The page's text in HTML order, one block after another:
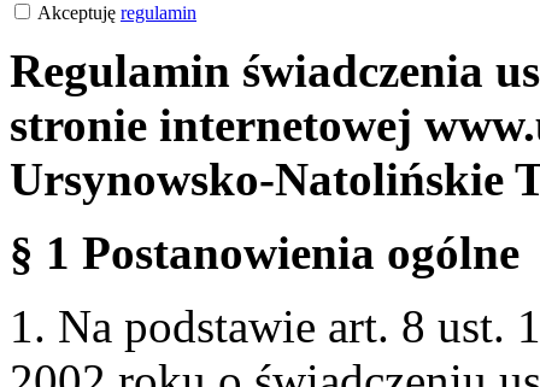
Akceptuję regulamin
Regulamin świadczenia
stronie internetowej
Ursynowsko-Natolińskie
§ 1 Postanowienia ogólne
1. Na podstawie art. 8 ust.